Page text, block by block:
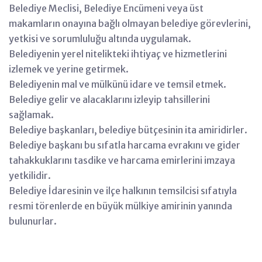
Belediye Meclisi, Belediye Encümeni veya üst
makamların onayına bağlı olmayan belediye görevlerini,
yetkisi ve sorumluluğu altında uygulamak.
Belediyenin yerel nitelikteki ihtiyaç ve hizmetlerini
izlemek ve yerine getirmek.
Belediyenin mal ve mülkünü idare ve temsil etmek.
Belediye gelir ve alacaklarını izleyip tahsillerini
sağlamak.
Belediye başkanları, belediye bütçesinin ita amiridirler.
Belediye başkanı bu sıfatla harcama evrakını ve gider
tahakkuklarını tasdike ve harcama emirlerini imzaya
yetkilidir.
Belediye İdaresinin ve ilçe halkının temsilcisi sıfatıyla
resmi törenlerde en büyük mülkiye amirinin yanında
bulunurlar.